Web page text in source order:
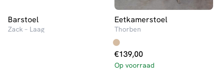
Barstoel
Zack – Laag
Eetkamerstoel
Thorben
€139,00
Op voorraad